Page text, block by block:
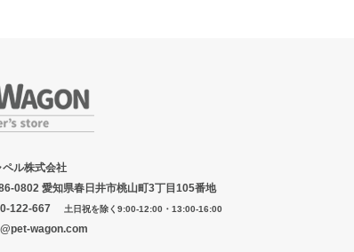
ペル株式会社
0802 愛知県春日井市桃山町3丁目105番地
122-667 土日祝を除く9:00-12:00・13:00-16:00
wagon.com